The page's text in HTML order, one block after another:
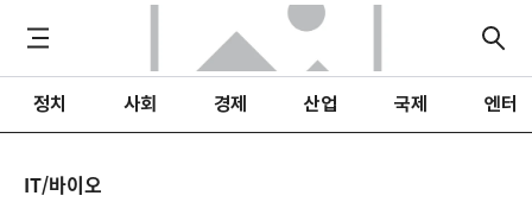
정치 사회 경제 산업 국제 엔터
IT/바이오